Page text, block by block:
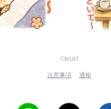
©leuk!
注意事項 通報